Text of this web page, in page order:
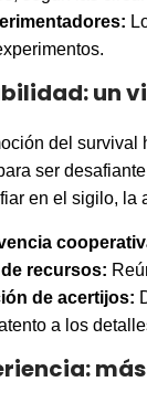
un
del survival
ser
en el sigilo, la
recursos:
de acertijos:
a los